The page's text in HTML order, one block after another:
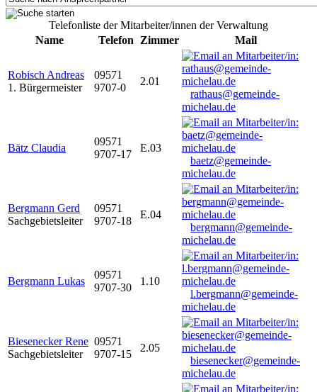
Telefonliste der Mitarbeiter/innen der Verwaltung
Name
Telefon Zimmer Mail
Robisch Andreas
1. Bürgermeister
09571
9707-0
2.01
rathaus@gemeinde-
michelau.de
Bätz Claudia
09571
9707-17
E.03
baetz@gemeinde-
michelau.de
Bergmann Gerd
Sachgebietsleiter
09571
9707-18
E.04
bergmann@gemeinde-
michelau.de
Bergmann Lukas
09571
9707-30
1.10
l.bergmann@gemeinde-
michelau.de
Biesenecker Rene
Sachgebietsleiter
09571
9707-15
2.05
biesenecker@gemeinde-
michelau.de